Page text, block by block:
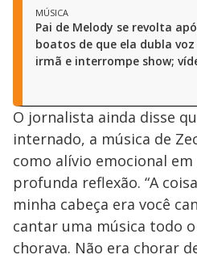
MÚSICA
Pai de Melody se revolta
boatos de que ela dubla voz
irmã e interrompe show;
O jornalista ainda disse
internado, a música de
como alívio emocional
profunda reflexão. “A
minha cabeça era você
cantar uma música todo
chorava. Não era chorar